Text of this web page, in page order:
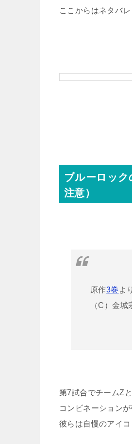
ここからはネタバ
ブルーロッ
注意）
原作3巻 より
（C）金
第7試合でチームZ
コンビネーションが
彼らは自慢のアイ